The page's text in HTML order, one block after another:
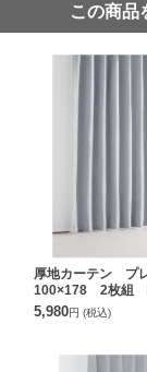
この商品
厚地カーテン プ
100×178 2枚組
5,980円 (税込)